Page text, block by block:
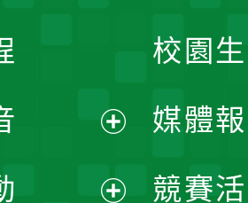
校園
媒體
競賽